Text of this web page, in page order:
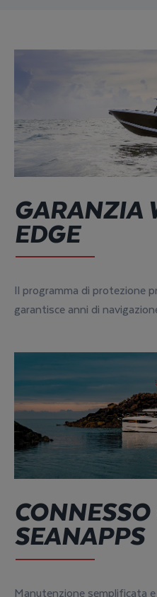
GARANZIA
EDGE
Il programma di protezione
garantisce anni di
SEANAPPS
Manutenzione semplificata
Per saperne di più